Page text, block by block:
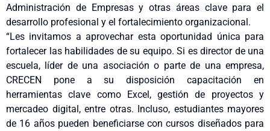
Administración de Empresas y otras áreas clave para el
desarrollo profesional y el fortalecimiento organizacional.
“Les invitamos a aprovechar esta oportunidad única para
fortalecer las habilidades de su equipo. Si es director de una
escuela, líder de una asociación o parte de una empresa,
CRECEN pone a su disposición capacitación en
herramientas clave como Excel, gestión de proyectos y
mercadeo digital, entre otras. Incluso, estudiantes mayores
de 16 años pueden beneficiarse con cursos diseñados para